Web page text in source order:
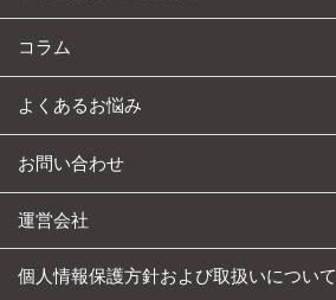
コラム
よくあるお悩み
お問い合わせ
運営会社
個人情報保護方針および取扱いについて